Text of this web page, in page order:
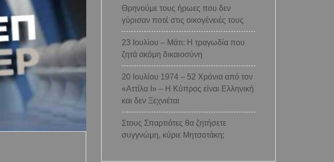
Θρηνούμε τους ήρωες που δεν
γύρισαν ποτέ στις οικογένειές τους
23 Ιουλίου – Μάτι: Η τραγωδία που
ζητά ακόμη δικαιοσύνη
20 Ιουλίου 1974 – 52 Χρόνια από τον
«Αττίλα Ι» – Η Κύπρος είναι Ελληνική
και δεν Ξεχνιέται
Στους Σπαρτιάτες θα ζητήσετε
συγγνώμη, κύριε Μητσοτάκη;